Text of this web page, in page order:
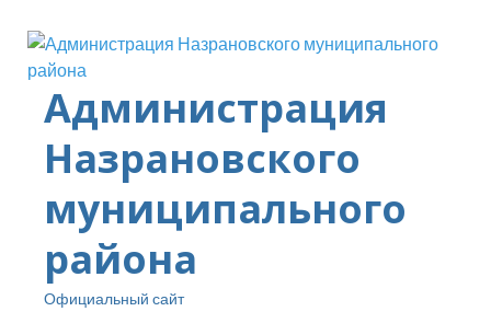
Администрация
Назрановского
муниципального
района
Официальный сайт